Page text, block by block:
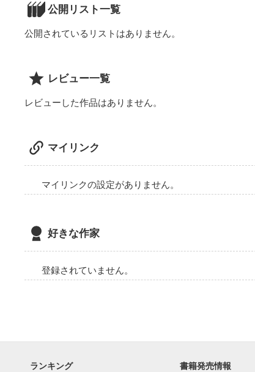
公開リスト一覧
公開されているリストはありません。
レビュー一覧
レビューした作品はありません。
マイリンク
マイリンクの設定がありません。
好きな作家
登録されていません。
ランキング 書籍発売情報